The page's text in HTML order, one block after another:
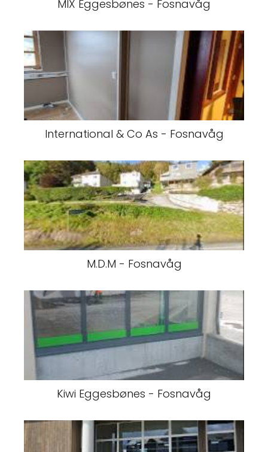
MIX Eggesbønes - Fosnavåg
International & Co As - Fosnavåg
M.D.M - Fosnavåg
Kiwi Eggesbønes - Fosnavåg